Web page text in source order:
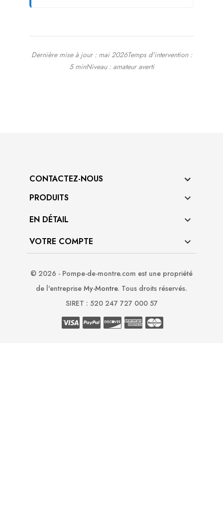
Dernière mise à jour : mai 2026Temps d'intervention :
5 minNiveau : amateur averti
CONTACTEZ-NOUS
PRODUITS

EN DÉTAIL 
VOTRE COMPTE 
© 2026 - Pompe-de-montre.com est une propriété
de l'entreprise My-Montre. Tous droits réservés.
SIRET : 520 247 727 000 57